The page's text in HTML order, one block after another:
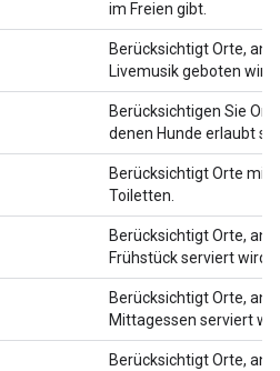
im Freien gibt.
Berücksichtigt Orte, an
Livemusik geboten wird.
Berücksichtigen Sie
denen Hunde erlaubt
Berücksichtigt Orte mit
Toiletten.
Berücksichtigt Orte, an
Frühstück serviert wird.
Berücksichtigt Orte, an
Mittagessen serviert
Berücksichtigt Orte, an